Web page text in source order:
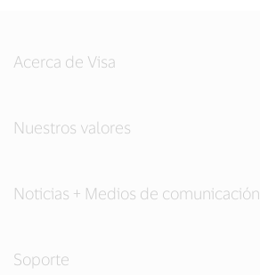
Acerca de Visa
Nuestros valores
Noticias + Medios de comunicación
Soporte